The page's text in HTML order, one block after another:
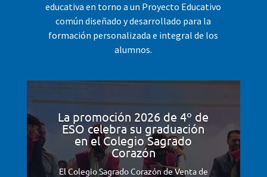
educativa en torno a un Proyecto Educativo
común diseñado y desarrollado para la
formación personalizada e integral de los
alumnos.
La promoción 2026 de 4º de
ESO celebra su graduación
en el Colegio Sagrado
Corazón
El Colegio Sagrado Corazón de Venta de